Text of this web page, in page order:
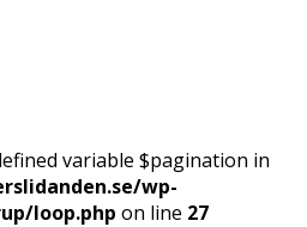
variable $pagination in
wp-
loop.php on line 27